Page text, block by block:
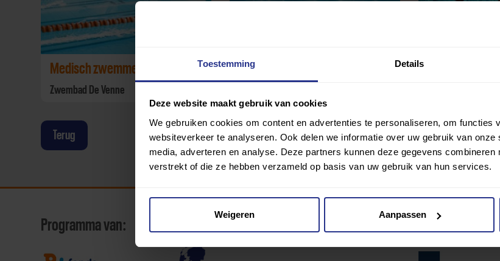
Toestemming Details
Deze website maakt gebruik van cookies
We gebruiken cookies om content en advertenties te personaliseren, om functies
websiteverkeer te analyseren. Ook delen we informatie over uw gebruik van
media, adverteren en analyse. Deze partners kunnen deze gegevens
verstrekt of die ze hebben verzameld op basis van uw gebruik van hun services.
Weigeren Aanpassen
Medisch zwemmen
Zwembad De Venne
Aquajoggen
Terug
Programma van: Partners: